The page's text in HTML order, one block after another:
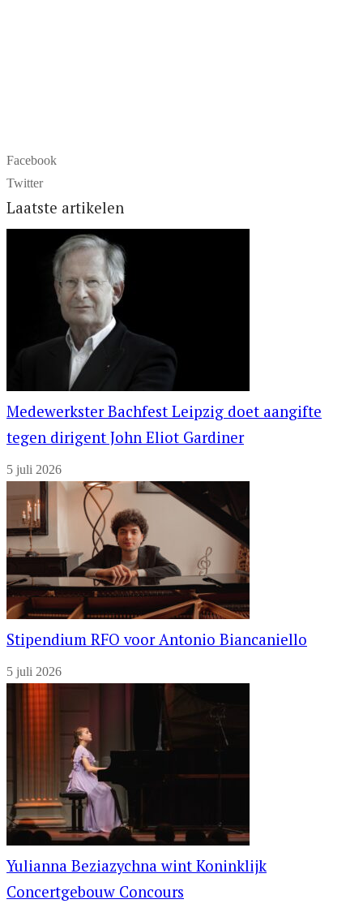
Facebook
Twitter
Laatste artikelen
Medewerkster Bachfest Leipzig doet aangifte
tegen dirigent John Eliot Gardiner
5 juli 2026
Stipendium RFO voor Antonio Biancaniello
5 juli 2026
Yulianna Beziazychna wint Koninklijk
Concertgebouw Concours